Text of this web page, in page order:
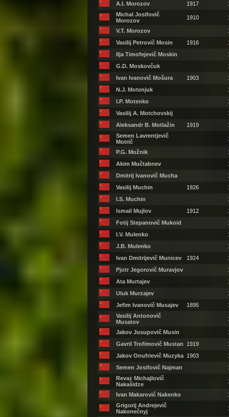
A.I. Morozov
1917
Michal Josifovič
Morozov
1910
V.T. Morozov
Vasilij Petrovič Mosin
1916
Ilja Timofejevič Moskin
G.D. Moskovčuk
Ivan Ivanovič Mošura
1903
N.J. Motenjuk
I.P. Motenko
Vasilij A. Motchovskij
Aleksandr B. Motlažin
1919
Semen Lavrentjevič
Motrič
P.G. Možnik
Akim Mučtabnev
Dmitrij Ivanovič Mucha
Vasilij Muchin
1926
I.S. Muchin
Ismail Mujlov
1912
Fotij Stepanovič Mukoid
I.V. Mulenko
J.B. Mulenko
Ivan Dmitrijevič Municev
1924
Pjotr Jegorovič Muravjov
Ata Murtajev
Uluk Murzajev
Jefim Ivanovič Musajev
1895
Vasilij Antonovič
Musatov
Jakov Jusupovič Musin
Gavril Trofimovič Mustan 1919
Jakov Onufrievič Muzyka 1903
Semen Josifovič Najman
Revaz Michajlovič
Nakašidze
Ivan Makarovič Nakenko
Grigorij Andrejevič
Nakonečnyj